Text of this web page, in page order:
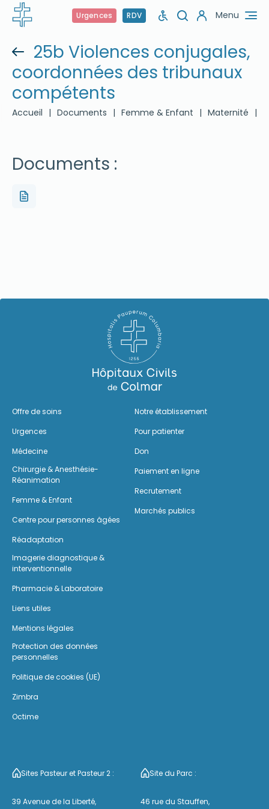
Urgences RDV Menu
25b Violences conjugales,
coordonnées des tribunaux
compétents
Accueil | Documents | Femme & Enfant | Maternité |
Documents :
Offre de soins
Urgences
Médecine
Chirurgie & Anesthésie-
Réanimation
Femme & Enfant
Centre pour personnes âgées
Réadaptation
Imagerie diagnostique &
interventionnelle
Pharmacie & Laboratoire
Notre établissement
Pour patienter
Don
Paiement en ligne
Recrutement
Marchés publics
Liens utiles
Mentions légales
Protection des données
personnelles
Politique de cookies (UE)
Zimbra
Octime
Sites Pasteur et Pasteur 2 :
39 Avenue de la Liberté,
Site du Parc :
46 rue du Stauffen,